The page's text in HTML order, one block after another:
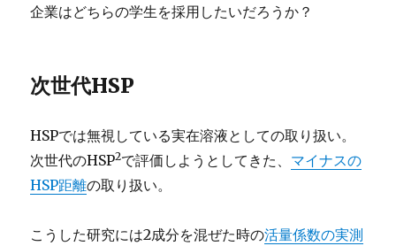
企業はどちらの学生を採用したいだろうか？
次世代HSP
HSPでは無視している実在溶液としての取り扱い。
次世代のHSP2で評価しようとしてきた、 マイナスの
HSP距離の取り扱い。
こうした研究には2成分を混ぜた時の活量係数の実測